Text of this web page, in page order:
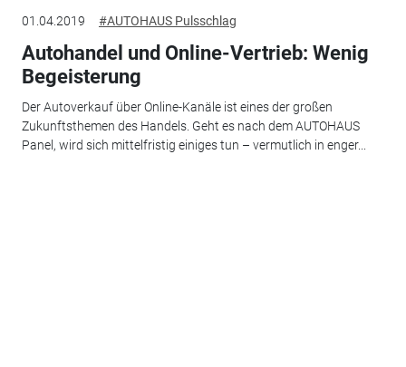
01.04.2019 #AUTOHAUS Pulsschlag
Autohandel und Online-Vertrieb: Wenig
Begeisterung
Der Autoverkauf über Online-Kanäle ist eines der großen
Zukunftsthemen des Handels. Geht es nach dem AUTOHAUS
Panel, wird sich mittelfristig einiges tun – vermutlich in enger...